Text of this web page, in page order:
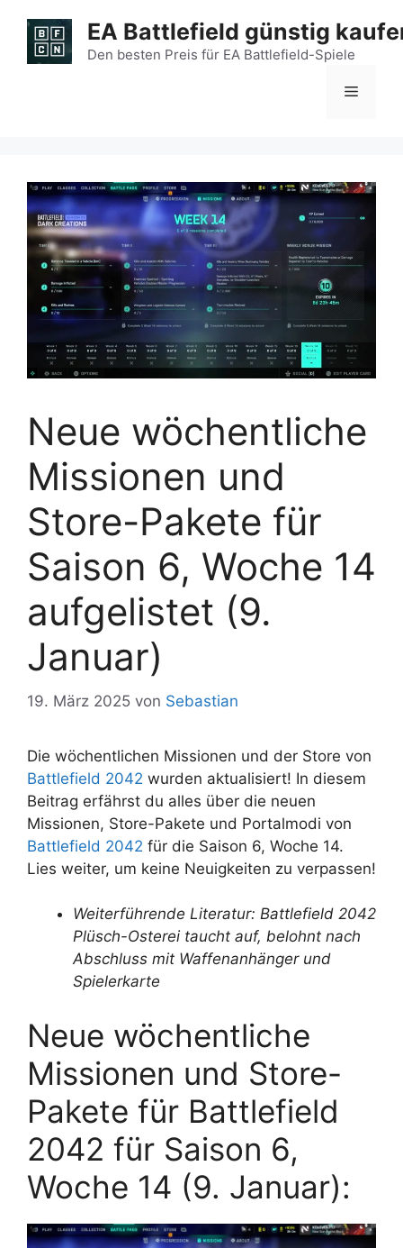
Inhalt
springen
EA Battlefield günstig
Den besten Preis für EA Battlefield-Spiele
Menü
Neue wöchentliche
Missionen und
Store-Pakete für
Saison 6, Woche 14
aufgelistet (9.
Januar)
19. März 2025 von Sebastian
Die wöchentlichen Missionen und der Store von
Battlefield 2042 wurden aktualisiert! In diesem
Beitrag erfährst du alles über die neuen
Missionen, Store-Pakete und Portalmodi von
Battlefield 2042 für die Saison 6, Woche 14.
Lies weiter, um keine Neuigkeiten zu verpassen!
Weiterführende Literatur: Battlefield 2042
Plüsch-Osterei taucht auf, belohnt nach
Abschluss mit Waffenanhänger und
Spielerkarte
Neue wöchentliche
Missionen und Store-
Pakete für Battlefield
2042 für Saison 6,
Woche 14 (9. Januar):